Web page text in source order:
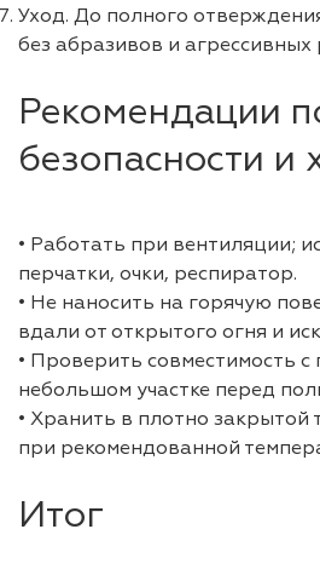
Уход. До полного
без абразивов и агрессивных
Рекомендации
безопасности и
• Работать при вентиляции;
перчатки, очки, респиратор.
• Не наносить на горячую
вдали от открытого огня и
• Проверить совместимость с
небольшом участке перед
• Хранить в плотно закрытой
при рекомендованной
Итог